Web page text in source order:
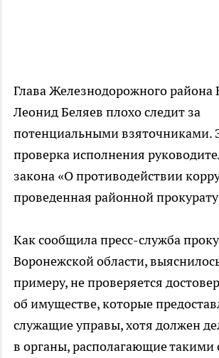
Глава Железнодорожного района
Леонид Беляев плохо следит за
потенциальными взяточниками.
проверка исполнения
закона «О противодействии
проведенная районной
Как сообщила пресс-служба
Воронежской области,
примеру, не проверяется
об имуществе, которые
служащие управы, хотя должен
в органы, располагающие такими